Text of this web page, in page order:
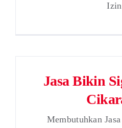
Izin
Jasa Bikin
Membutuhkan